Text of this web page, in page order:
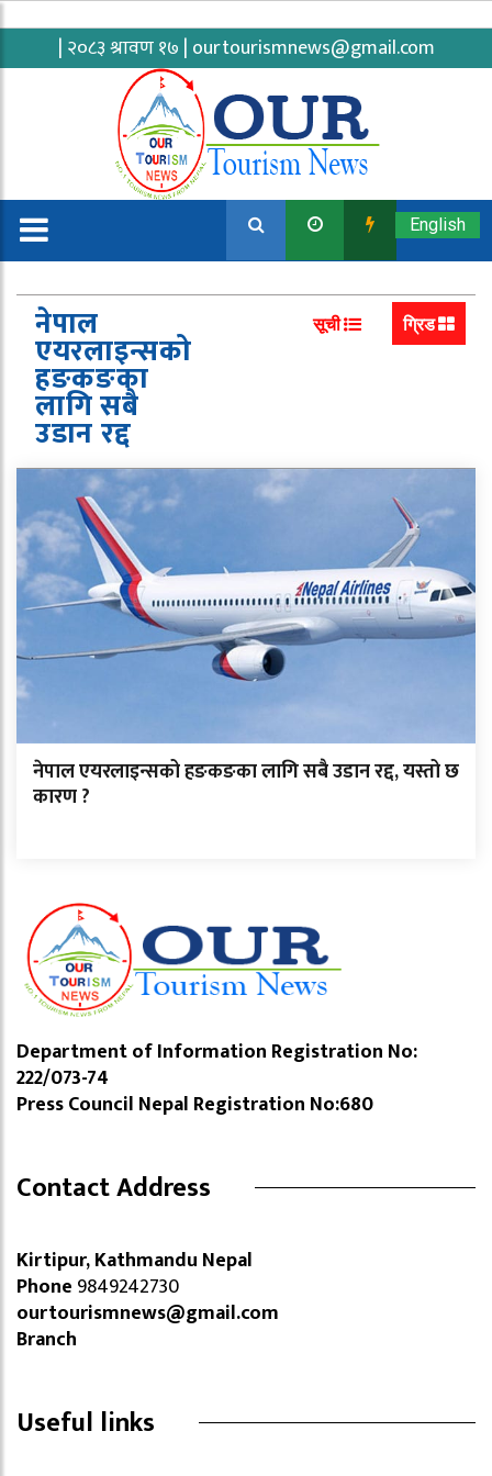
| २०८३ श्रावण १७ | ourtourismnews@gmail.com
English
नेपाल
एयरलाइन्सको
हङकङका
लागि सबै
उडान रद्द
सूची ग्रिड
नेपाल एयरलाइन्सको हङकङका लागि सबै उडान रद्द, यस्तो छ
कारण ?
Department of Information Registration No:
222/073-74
Press Council Nepal Registration No:680
Contact Address
Kirtipur, Kathmandu Nepal
Phone 9849242730
ourtourismnews@gmail.com
Branch
Useful links